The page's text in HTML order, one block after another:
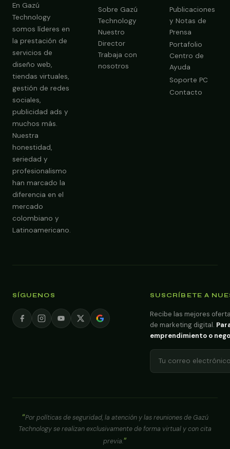
En Gazú
Technology
somos líderes en
la prestación de
servicios de
diseño web,
tiendas virtuales,
gestión de redes
sociales,
publicidad ads y
muchos más.
Nuestra
honestidad,
seriedad y
profesionalismo
han marcado la
diferencia en el
mercado
colombiano y
Latinoamericano.
Sobre Gazú
Technology
Nuestro
Director
Trabaja con
nosotros
Publicaciones
y Notas de
Prensa
Portafolio
Centro de
Ayuda
Soporte PC
Contacto
SÍGUENOS SUSCRÍBETE A
Recibe las mejores
de marketing digital.
emprendimiento o
Por políticas de seguridad, la atención y las reuniones de Gazú
Technology se realizan exclusivamente de forma virtual y con cita
previa.